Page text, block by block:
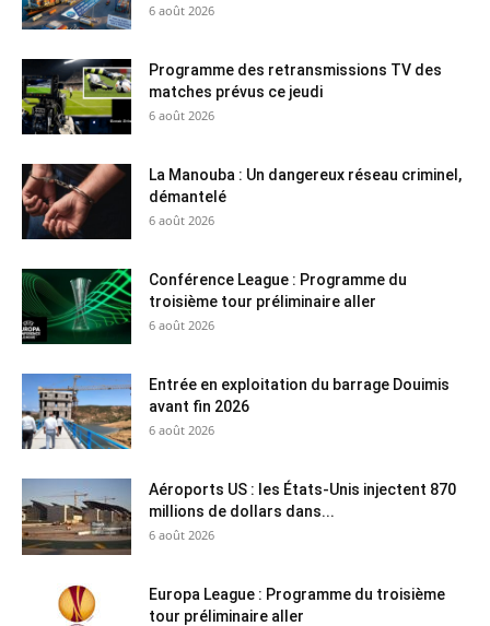
6 août 2026
Programme des retransmissions TV des
matches prévus ce jeudi
6 août 2026
La Manouba : Un dangereux réseau criminel,
démantelé
6 août 2026
Conférence League : Programme du
troisième tour préliminaire aller
6 août 2026
Entrée en exploitation du barrage Douimis
avant fin 2026
6 août 2026
Aéroports US : les États-Unis injectent 870
millions de dollars dans...
6 août 2026
Europa League : Programme du troisième
tour préliminaire aller